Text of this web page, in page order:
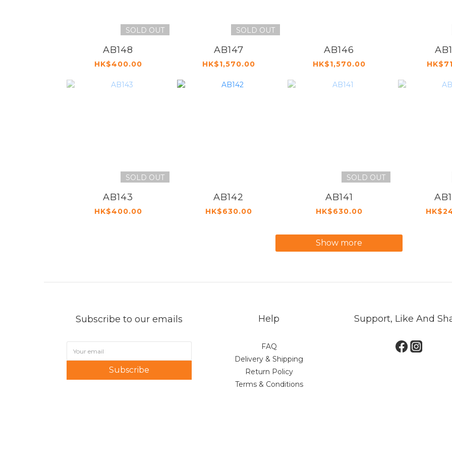
SOLD OUT
AB148
HK$400.00
SOLD OUT
AB147
HK$1,570.00
AB146
HK$1,570.00
SOLD OUT
AB143
HK$400.00
AB142
HK$630.00
SOLD OUT
AB141
HK$630.00
Show more
Subscribe to our emails
Subscribe
Help
FAQ
Delivery & Shipping
Return Policy
Terms & Conditions
Support, Like And